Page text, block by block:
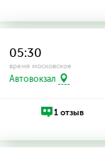
05:30
время московское
Автовокзал
1 отзыв